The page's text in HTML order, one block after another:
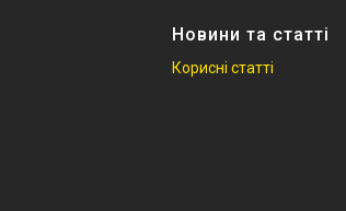
Новини та статті
Корисні статті